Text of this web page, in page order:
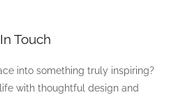
Touch
into something truly inspiring?
with thoughtful design and